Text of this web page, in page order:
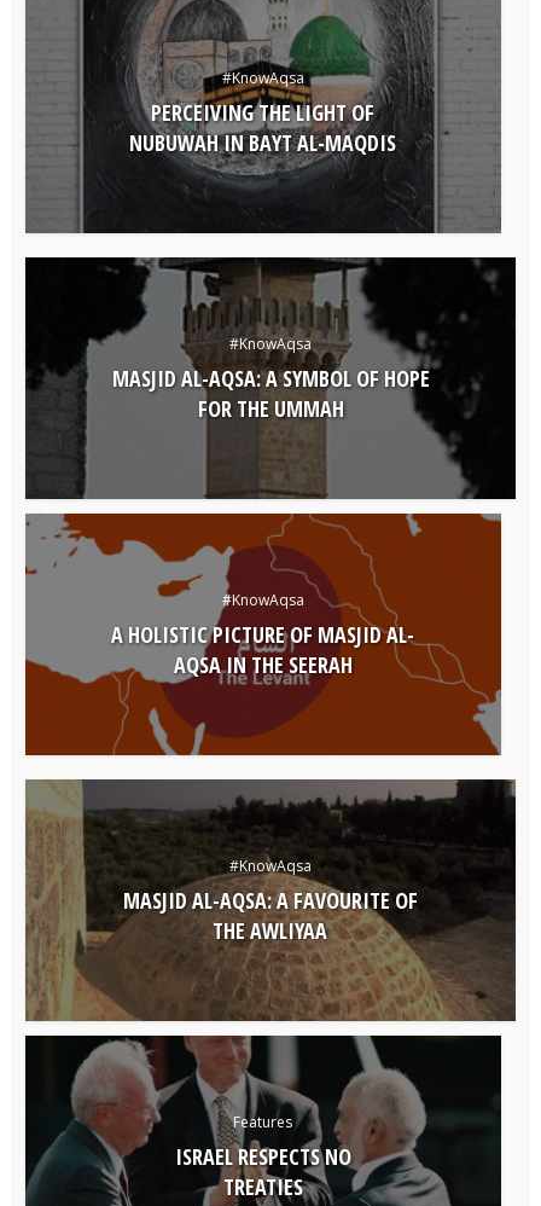
#KnowAqsa
PERCEIVING THE LIGHT OF
NUBUWAH IN BAYT AL-MAQDIS
#KnowAqsa
MASJID AL-AQSA: A SYMBOL OF HOPE
FOR THE UMMAH
#KnowAqsa
A HOLISTIC PICTURE OF MASJID AL-
AQSA IN THE SEERAH
#KnowAqsa
MASJID AL-AQSA: A FAVOURITE OF
THE AWLIYAA
Features
ISRAEL RESPECTS NO
TREATIES